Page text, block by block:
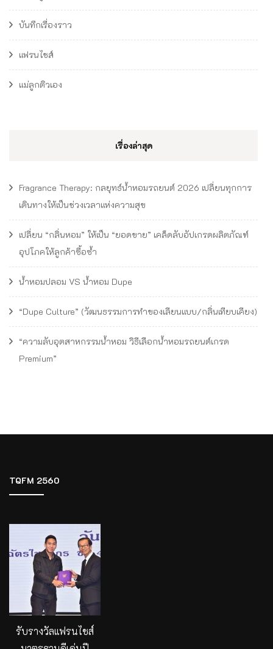
บันทึกเรื่องราว
แฟรนไชส์
แม่ลูกติวเอง
เรื่องล่าสุด
Fragrance Therapy: กลยุทธ์น้ำหอมรถยนต์ 2026 เปลี่ยนทุกการ
เดินทางให้เป็นช่วงเวลาแห่งความสุข
เปลี่ยน “กลิ่นหอม” ให้เป็น “ยอดขาย” เคล็ดลับอัปเกรดผลิตภัณฑ์
อุปโภคให้ลูกค้าซื้อซ้ำ
น้ำหอมปลอม VS น้ำหอม Dupe
“Dupe Culture” (วัฒนธรรมการทำของเลียนแบบ/กลิ่นเทียบเคียง)
“ความลับอุตสาหกรรมน้ำหอม วิธีเลือกน้ำหอมรถยนต์เกรด
Premium”
TQFM 2560
รับรางวัลแฟรนไชส์